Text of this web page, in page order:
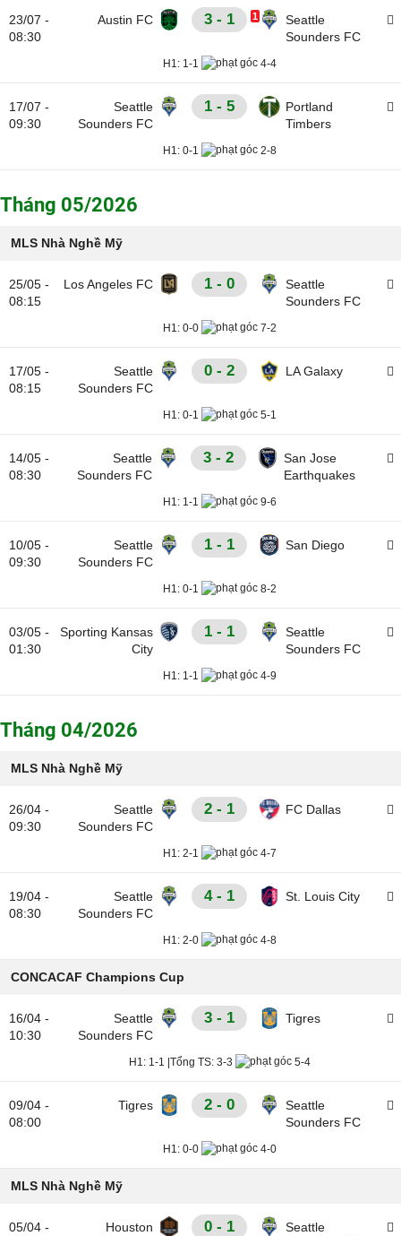
23/07 -
08:30
Austin FC 3 - 1
Seattle
Sounders FC
1
H1: 1-1 4-4
17/07 -
09:30
Seattle
Sounders FC
1 - 5
Portland
Timbers
H1: 0-1 2-8
Tháng 05/2026
MLS Nhà Nghề Mỹ
25/05 -
08:15
Los Angeles FC 1 - 0
Seattle
Sounders FC
H1: 0-0 7-2
17/05 -
08:15
Seattle
Sounders FC
0 - 2 LA Galaxy
H1: 0-1 5-1
14/05 -
08:30
Seattle
Sounders FC
3 - 2
San Jose
Earthquakes
H1: 1-1 9-6
10/05 -
09:30
Seattle
Sounders FC
1 - 1 San Diego
H1: 0-1 8-2
03/05 -
01:30
Sporting Kansas
City
1 - 1
Seattle
Sounders FC
H1: 1-1 4-9
Tháng 04/2026
MLS Nhà Nghề Mỹ
26/04 -
09:30
Seattle
Sounders FC
2 - 1 FC Dallas
H1: 2-1 4-7
19/04 -
08:30
Seattle
Sounders FC
4 - 1 St. Louis City
H1: 2-0 4-8
CONCACAF Champions Cup
16/04 -
10:30
Seattle
Sounders FC
3 - 1 Tigres
H1: 1-1 Tổng TS: 3-3 5-4
09/04 -
08:00
Tigres 2 - 0
Seattle
Sounders FC
H1: 0-0 4-0
MLS Nhà Nghề Mỹ
05/04 -
Houston
0 - 1
Seattle